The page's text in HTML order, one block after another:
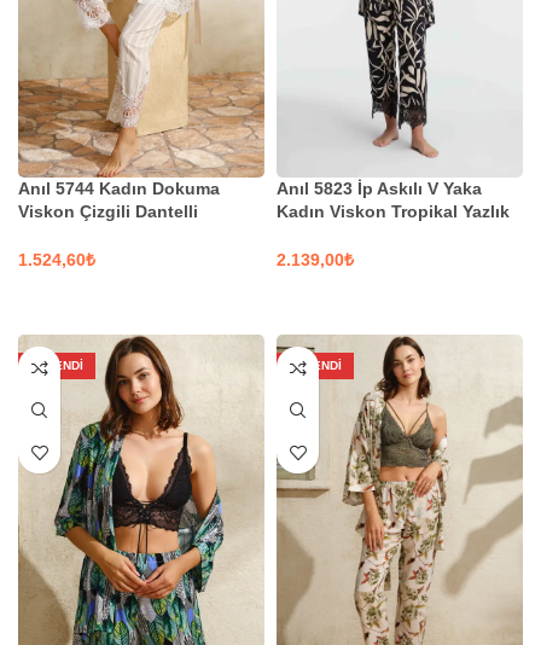
Anıl 5744 Kadın Dokuma
Viskon Çizgili Dantelli
Pantolon Pijama 3’lü Takım
₺
Anıl 5823 İp Askılı V Yaka
Kadın Viskon Tropikal Yazlık
Sabahlık Takımı
₺
TÜKENDI TÜKENDI